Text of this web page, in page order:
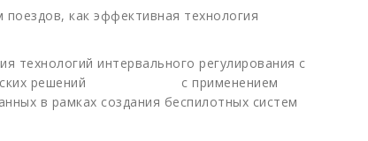
как эффективная технология
технологий интервального регулирования с
решений с применением
в рамках создания беспилотных систем